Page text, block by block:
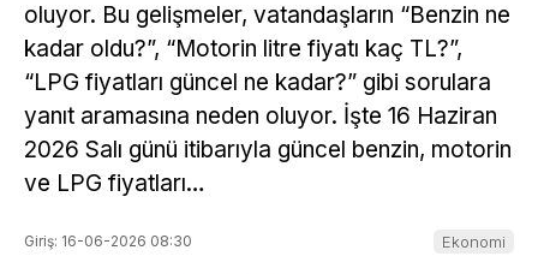
oluyor. Bu gelişmeler, vatandaşların “Benzin ne
kadar oldu?”, “Motorin litre fiyatı kaç TL?”,
“LPG fiyatları güncel ne kadar?” gibi sorulara
yanıt aramasına neden oluyor. İşte 16 Haziran
2026 Salı günü itibarıyla güncel benzin, motorin
ve LPG fiyatları…
Giriş: 16-06-2026 08:30 Ekonomi